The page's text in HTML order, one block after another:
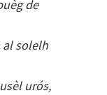
de
al solelh
urós,